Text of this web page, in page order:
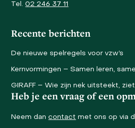
Tel.02 246 37 11
Recente berichten
De nieuwe spelregels voor vzw’s
Kernvormingen – Samen leren,
GIRAFF – Wie zijn nek uitsteekt,
Heb je een vraag of een
Neem dancontact met ons op via